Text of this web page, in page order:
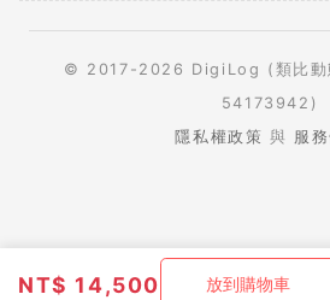
NT$ 14,500 放到購物車
© 2017-2026 DigiLog (類比動
54173942)
隱私權政策 與 服